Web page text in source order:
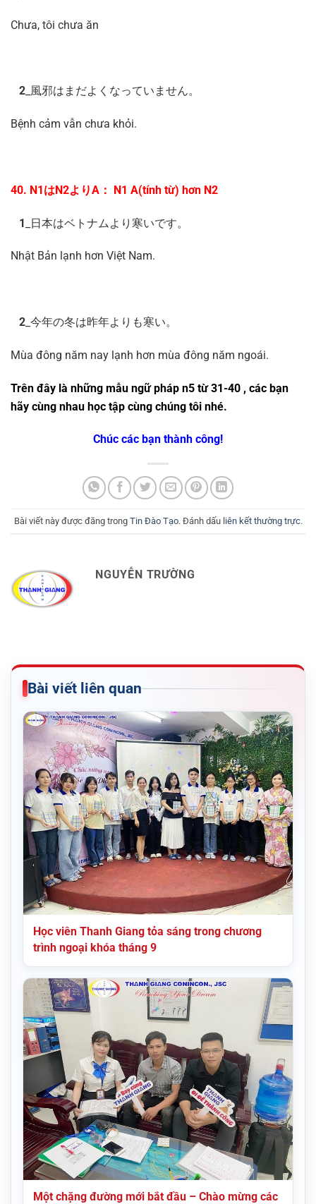
Chưa, tôi chưa ăn
2 _風邪はまだよくなっていません。
Bệnh cảm vẫn chưa khỏi.
40. N1はN2よりA： N1 A(tính từ) hơn N2
1 _日本はベトナムより寒いです。
Nhật Bản lạnh hơn Việt Nam.
2 _今年の冬は昨年よりも寒い。
Mùa đông năm nay lạnh hơn mùa đông năm ngoái.
Trên đây là những mẫu ngữ pháp n5 từ 31-40 , các bạn
hãy cùng nhau học tập cùng chúng tôi nhé.
Chúc các bạn thành công!
Bài viết này được đăng trong Tin Đào Tạo. Đánh dấu liên kết thường trực.
NGUYỄN TRƯỜNG
Bài viết liên quan
Học viên Thanh Giang tỏa sáng trong chương
trình ngoại khóa tháng 9
Một chặng đường mới bắt đầu – Chào mừng các